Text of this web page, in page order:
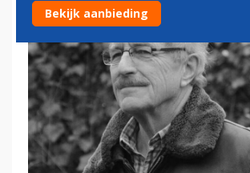
Bekijk aanbieding